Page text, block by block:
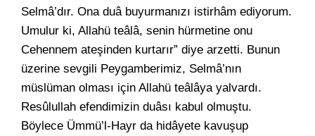
Selmâ’dır. Ona duâ buyurmanızı istirhâm ediyorum.
Umulur ki, Allahü teâlâ, senin hürmetine onu
Cehennem ateşinden kurtarır” diye arzetti. Bunun
üzerine sevgili Peygamberimiz, Selmâ’nın
müslüman olması için Allahü teâlâya yalvardı.
Resûlullah efendimizin duâsı kabul olmuştu.
Böylece Ümmü’l-Hayr da hidâyete kavuşup